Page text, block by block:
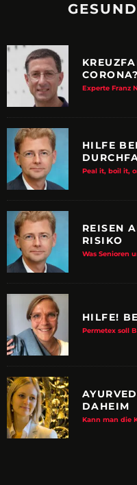
MACHER
System werden Reisen sicherer
CORONA?
Experte Franz
HILFE
Peal it, boil it,
REISEN
RISIKO
Was Senioren
HILFE!
Permetex soll
DAHEIM
Kann man die